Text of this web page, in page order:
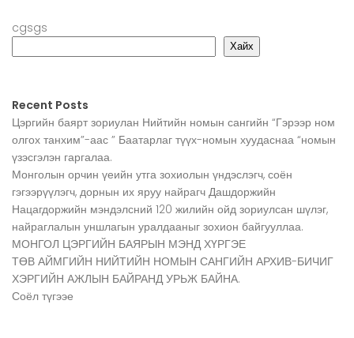
cgsgs
Хайх
Recent Posts
Цэргийн баярт зориулан Нийтийн номын сангийн “Гэрээр ном
олгох танхим”-аас ” Баатарлаг түүх-номын хуудаснаа “номын
үзэсгэлэн гаргалаа.
Монголын орчин үеийн утга зохиолын үндэслэгч, соён
гэгээрүүлэгч, дорнын их яруу найрагч Дашдоржийн
Нацагдоржийн мэндэлсний 120 жилийн ойд зориулсан шүлэг,
найраглалын уншлагын уралдааныг зохион байгууллаа.
МОНГОЛ ЦЭРГИЙН БАЯРЫН МЭНД ХҮРГЭЕ
ТӨВ АЙМГИЙН НИЙТИЙН НОМЫН САНГИЙН АРХИВ-БИЧИГ
ХЭРГИЙН АЖЛЫН БАЙРАНД УРЬЖ БАЙНА.
Соёл түгээе